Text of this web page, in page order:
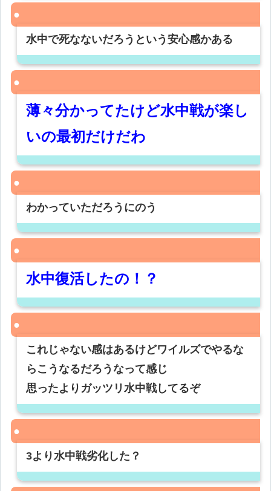
水中で死なないだろうという安心感かある
薄々分かってたけど水中戦が楽し
いの最初だけだわ
わかっていただろうにのう
水中復活したの！？
これじゃない感はあるけどワイルズでやるな
らこうなるだろうなって感じ
思ったよりガッツリ水中戦してるぞ
3より水中戦劣化した？